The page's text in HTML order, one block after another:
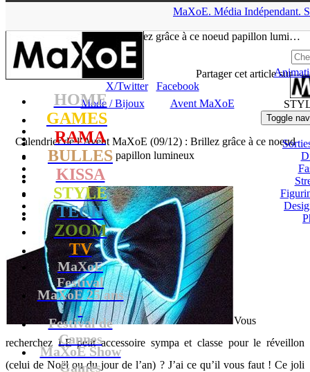
MaXoE. Média Indépendant.
HOME
GAMES
RAMA
BULLES
KISSA
STYLE
TECH
ZOOM
TV
MaXoE
Festival
MaXoE 25 ans
!
Festival de
Cannes
MaXoE Show
Games
Toggle
l’Avent MaXoE (09/12) : Brillez grâce à ce noeud papillon lumi…
Partager cet article sur
X/Twitter
Facebook
Mode / Bijoux
Avent MaXoE
Calendrier de l’Avent MaXoE (09/12) : Brillez grâce à ce noeud
papillon lumineux
Vous
recherchez LE petit accessoire sympa et classe pour le réveillon
(celui de Noël ou du jour de l’an) ? J’ai ce qu’il vous faut ! Ce joli